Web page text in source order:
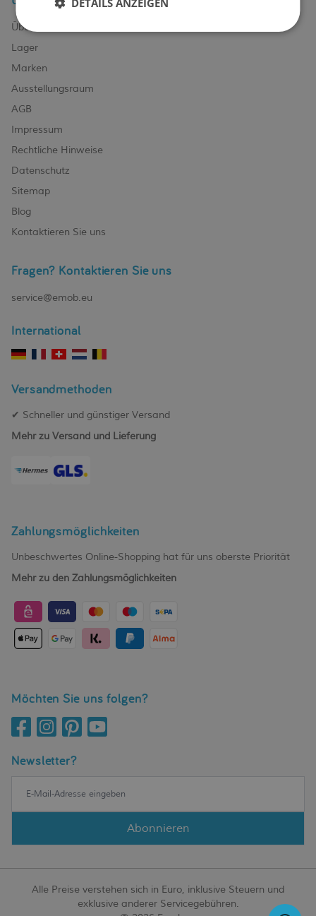
Über uns
Lager
Marken
Ausstellungsraum
AGB
Impressum
Rechtliche Hinweise
Datenschutz
Sitemap
Blog
Kontaktieren Sie uns
Fragen? Kontaktieren Sie uns
service@emob.eu
International
Versandmethoden
✔ Schneller und günstiger Versand
Mehr zu Versand und Lieferung
Zahlungsmöglichkeiten
Unbeschwertes Online-Shopping hat für uns oberste Priorität
Mehr zu den Zahlungsmöglichkeiten
Möchten Sie uns folgen?
Newsletter?
Abonnieren
Alle Preise verstehen sich in Euro, inklusive Steuern und
exklusive anderer Servicegebühren.